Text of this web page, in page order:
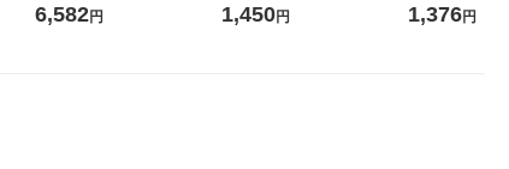
オ
ーの香り 柔軟剤 詰め替え 超
6,582円
1箱（20本入）ラベルレス
1,450円
紙配合 スコッ
1,376円